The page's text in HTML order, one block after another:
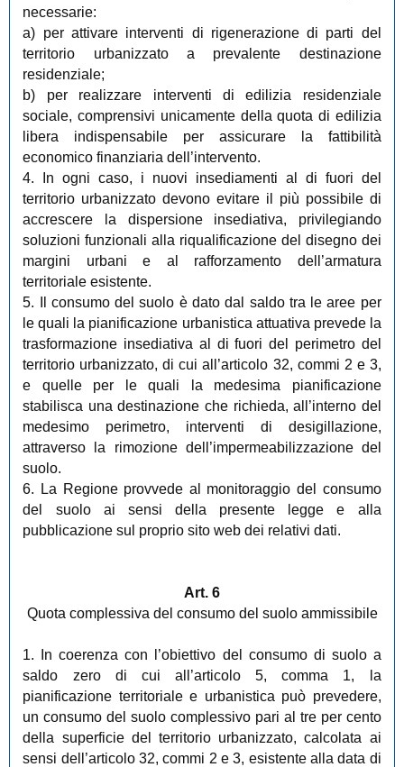
necessarie:
a) per attivare interventi di rigenerazione di parti del
territorio urbanizzato a prevalente destinazione
residenziale;
b) per realizzare interventi di edilizia residenziale
sociale, comprensivi unicamente della quota di edilizia
libera indispensabile per assicurare la fattibilità
economico finanziaria dell’intervento.
4. In ogni caso, i nuovi insediamenti al di fuori del
territorio urbanizzato devono evitare il più possibile di
accrescere la dispersione insediativa, privilegiando
soluzioni funzionali alla riqualificazione del disegno dei
margini urbani e al rafforzamento dell’armatura
territoriale esistente.
5. Il consumo del suolo è dato dal saldo tra le aree per
le quali la pianificazione urbanistica attuativa prevede la
trasformazione insediativa al di fuori del perimetro del
territorio urbanizzato, di cui all’articolo 32, commi 2 e 3,
e quelle per le quali la medesima pianificazione
stabilisca una destinazione che richieda, all’interno del
medesimo perimetro, interventi di desigillazione,
attraverso la rimozione dell’impermeabilizzazione del
suolo.
6. La Regione provvede al monitoraggio del consumo
del suolo ai sensi della presente legge e alla
pubblicazione sul proprio sito web dei relativi dati.
Art. 6
Quota complessiva del consumo del suolo ammissibile
1. In coerenza con l’obiettivo del consumo di suolo a
saldo zero di cui all’articolo 5, comma 1, la
pianificazione territoriale e urbanistica può prevedere,
un consumo del suolo complessivo pari al tre per cento
della superficie del territorio urbanizzato, calcolata ai
sensi dell’articolo 32, commi 2 e 3, esistente alla data di